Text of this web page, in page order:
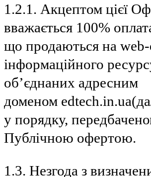
1.2.1. Акцептом цієї
вважається 100%
що продаються на web-
інформаційного
об’єднаних адресним
доменом
у порядку,
Публічною офертою.
1.3. Незгода з